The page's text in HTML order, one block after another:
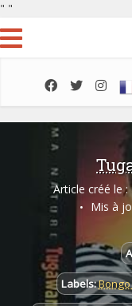
" "
Article créé le
Mis à
Labels:Bongo